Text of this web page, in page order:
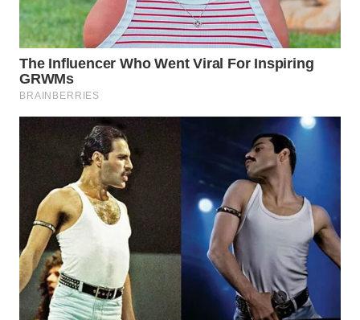
WAHANA
LISTRIK
WAHANA
TRAVEL
WAHANA
WAHANANEWS
ID
WAHANANEWS
CO ID